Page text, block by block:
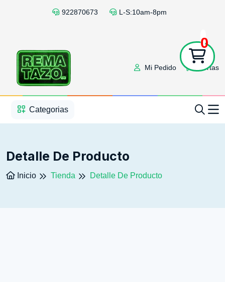
922870673 L-S:10am-8pm
Mi Pedido Ofertas
0
Categorias
Detalle De Producto
Inicio Tienda Detalle De Producto